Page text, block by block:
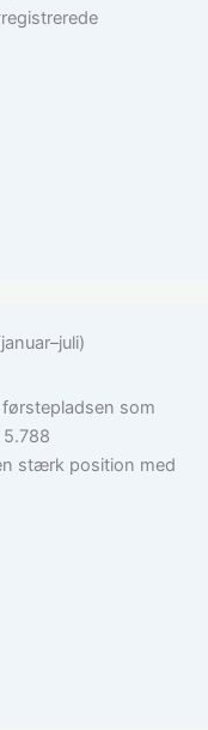
som
stærk position med